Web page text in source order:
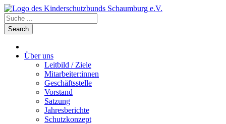
Über uns
Leitbild / Ziele
Mitarbeiter:innen
Geschäftsstelle
Vorstand
Satzung
Jahresberichte
Schutzkonzept